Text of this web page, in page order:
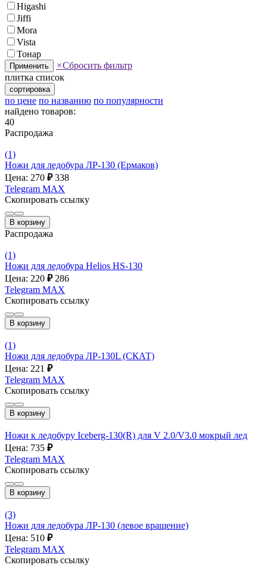
Higashi
Jiffi
Mora
Vista
Тонар
Применить ×Сбросить фильтр
плитка список
сортировка
по цене по названию по популярности
найдено товаров:
40
Распродажа
(1)
Ножи для ледобура ЛР-130 (Ермаков)
Цена: 270 ₽ 338
Telegram MAX
Скопировать ссылку
В корзину
Распродажа
(1)
Ножи для ледобура Helios HS-130
Цена: 220 ₽ 286
Telegram MAX
Скопировать ссылку
В корзину
(1)
Ножи для ледобура ЛР-130L (СКАТ)
Цена: 221 ₽
Telegram MAX
Скопировать ссылку
В корзину
Ножи к ледобуру Iceberg-130(R) для V 2.0/V3.0 мокрый лед
Цена: 735 ₽
Telegram MAX
Скопировать ссылку
В корзину
(3)
Ножи для ледобура ЛР-130 (левое вращение)
Цена: 510 ₽
Telegram MAX
Скопировать ссылку